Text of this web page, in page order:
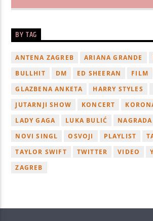
BY TAG
ANTENA ZAGREB ARIANA GRANDE
BULLHIT
DM ED SHEERAN
FILM
GLAZBENA ANKETA
HARRY STYLES
JUTARNJI SHOW
KONCERT
LADY GAGA
LUKA BULIĆ NAGRADA
NOVI SINGL
OSVOJI PLAYLIST
TAYLOR SWIFT
TWITTER VIDEO
ZAGREB